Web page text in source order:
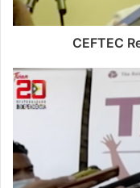
CEFTEC